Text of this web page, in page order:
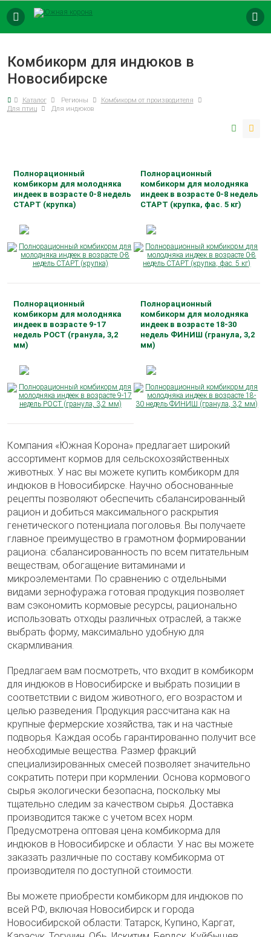
8 (800) 250-73-
Комбикорм для индюков в
Новосибирске
Каталог Регионы
Комбикорм от производителя
Для птиц
Для индюков
Полнорационный
комбикорм для молодняка
индеек в возрасте 0-8 недель
СТАРТ (крупка)
Мешок (кг):
25
Сделано на кубани:
Да
Полнорационный
комбикорм для молодняка
индеек в возрасте 0-8 недель
СТАРТ (крупка, фас. 5 кг)
Мешок (кг):
5
Сделано на кубани:
Да
Полнорационный
комбикорм для молодняка
индеек в возрасте 9-17
недель РОСТ (гранула, 3,2
мм)
Мешок (кг):
25
Сделано на кубани:
Да
Полнорационный
комбикорм для молодняка
индеек в возрасте 18-30
недель ФИНИШ (гранула, 3,2
мм)
Мешок (кг):
25
Сделано на кубани:
Да
Компания «Южная Корона» предлагает широкий
ассортимент кормов для сельскохозяйственных
животных. У нас вы можете купить комбикорм для
индюков в Новосибирске. Научно обоснованные
рецепты позволяют обеспечить сбалансированный
рацион и добиться максимального раскрытия
генетического потенциала поголовья. Вы получаете
главное преимущество в грамотном формировании
рациона: сбалансированность по всем питательным
веществам, обогащение витаминами и
микроэлементами. По сравнению с отдельными
видами зернофуража готовая продукция позволяет
вам сэкономить кормовые ресурсы, рационально
использовать отходы различных отраслей, а также
выбрать форму, максимально удобную для
скармливания.
Предлагаем вам посмотреть, что входит в комбикорм
для индюков в Новосибирске и выбрать позиции в
соответствии с видом животного, его возрастом и
целью разведения. Продукция рассчитана как на
крупные фермерские хозяйства, так и на частные
подворья. Каждая особь гарантированно получит все
необходимые вещества. Размер фракций
специализированных смесей позволяет значительно
сократить потери при кормлении. Основа кормового
сырья экологически безопасна, поскольку мы
тщательно следим за качеством сырья. Доставка
производится также с учетом всех норм.
Предусмотрена оптовая цена комбикорма для
индюков в Новосибирске и области. У нас вы можете
заказать различные по составу комбикорма от
производителя по доступной стоимости.
Вы можете приобрести комбикорм для индюков по
всей РФ, включая Новосибирск и города
Новосибирской области: Татарск, Купино, Каргат,